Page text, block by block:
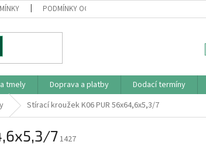
PODMÍNKY OCHRANY OSOBNÍCH ÚDAJŮ (GDPR)
tmely Doprava a platby Dodací termíny
Stírací kroužek K06 PUR 56x64,6x5,3/7
71427